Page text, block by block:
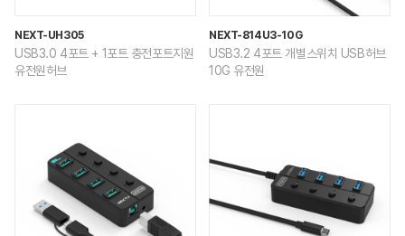
NEXT-UH305
USB3.0 4포트 + 1포트 충전포트지원
유전원허브
NEXT-814U3-10G
USB3.2 4포트 개별스위치 USB허브
10G 유전원